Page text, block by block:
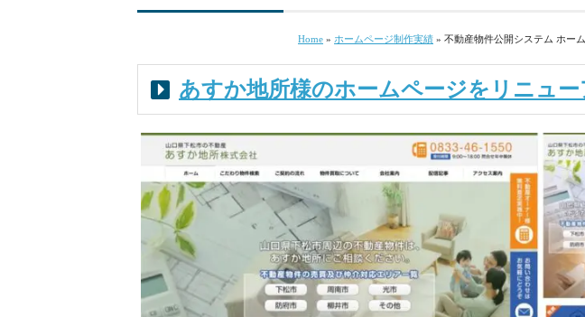
Home » ホームページ制作実績 » 不動産物件公開システム ホー
あすか地所様のホームページをリニュ